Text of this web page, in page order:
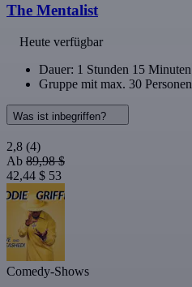
The Mentalist
Heute verfügbar
Dauer: 1 Stunden 15 Minuten
Gruppe mit max. 30 Personen
Was ist inbegriffen?
2,8 (4)
Ab 89,98 $
42,44 $ 53
Comedy-Shows